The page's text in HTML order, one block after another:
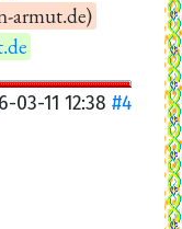
armut.de)
03-11 12:38 #4